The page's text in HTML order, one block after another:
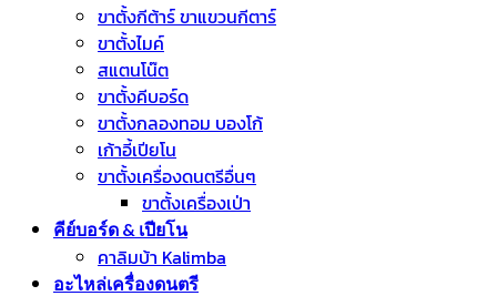
ขาตั้งกีต้าร์ ขาแขวนกีตาร์
ขาตั้งไมค์
สแตนโน๊ต
ขาตั้งคีบอร์ด
ขาตั้งกลองทอม บองโก้
เก้าอี้เปียโน
ขาตั้งเครื่องดนตรีอื่นๆ
ขาตั้งเครื่องเป่า
คีย์บอร์ด & เปียโน
คาลิมบ้า Kalimba
อะไหล่เครื่องดนตรี